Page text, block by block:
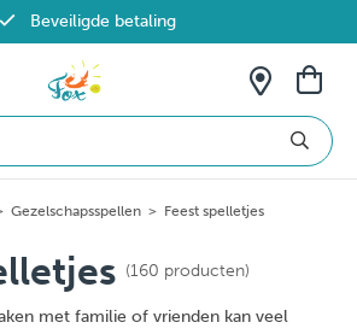
Beveiligde betaling
verzending vanaf €69 in België
Gezelschapsspellen > Feest spelletjes
(160 producten)
met familie of vrienden kan veel